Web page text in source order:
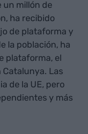
un millón de
ha recibido
de plataforma y
la población, ha
plataforma, el
Catalunya. Las
de la UE, pero
y más